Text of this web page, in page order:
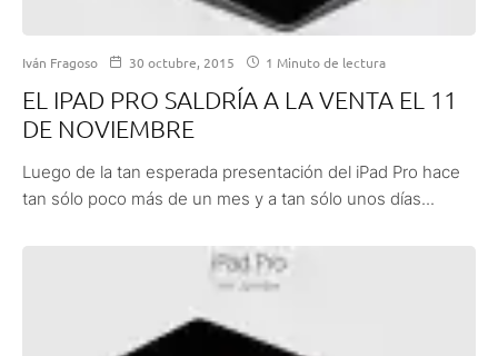
Iván Fragoso 30 octubre, 2015 1 Minuto de lectura
EL IPAD PRO SALDRÍA A LA VENTA EL 11
DE NOVIEMBRE
Luego de la tan esperada presentación del iPad Pro hace
tan sólo poco más de un mes y a tan sólo unos días...